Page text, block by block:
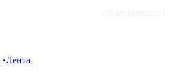
•Лента